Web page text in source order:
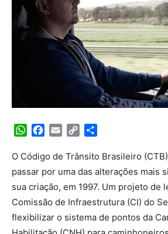
WhatsApp
Facebook
Email Copy
O Código de Trânsito Brasileiro
passar por uma das alterações mais
sua criação, em 1997. Um projeto de
Comissão de Infraestrutura (CI) do
flexibilizar o sistema de pontos da